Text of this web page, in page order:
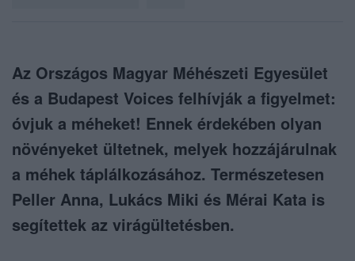
Az Országos Magyar Méhészeti Egyesület
és a Budapest Voices felhívják a figyelmet:
óvjuk a méheket! Ennek érdekében olyan
növényeket ültetnek, melyek hozzájárulnak
a méhek táplálkozásához. Természetesen
Peller Anna, Lukács Miki és Mérai Kata is
segítettek az virágültetésben.